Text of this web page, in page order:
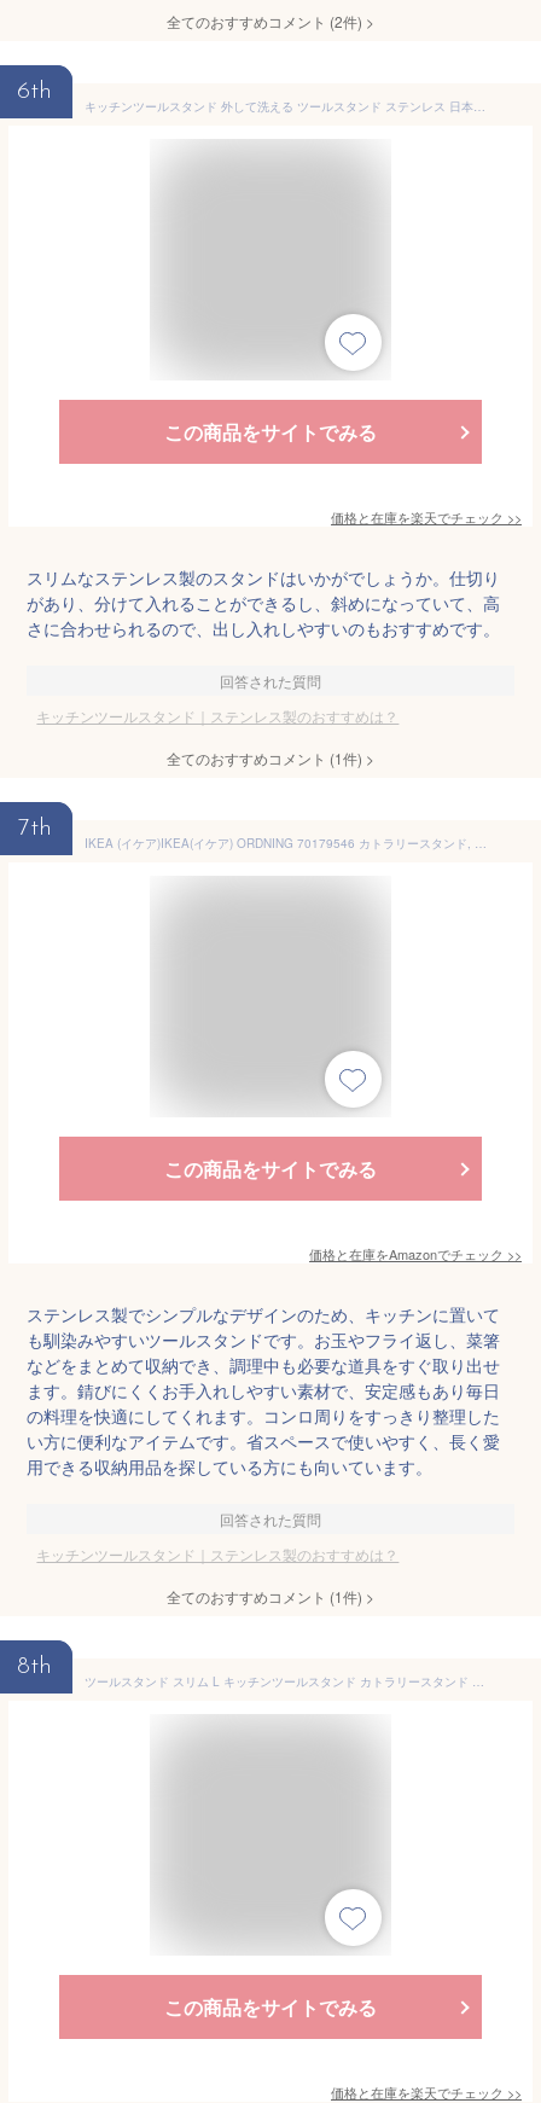
全てのおすすめコメント (2件) >
6th
キッチンツールスタンド 外して洗える ツールスタンド ステンレス 日本製 （ ステンレス 日本製 ツールスタンド キッチンツール立て カトラリースタンド キッチン収納 キッチンツールホルダー キッチンツール入れ 箸立て カトラリー ）【39ショップ】
この商品をサイトでみる
価格と在庫を楽天でチェック >>
スリムなステンレス製のスタンドはいかがでしょうか。仕切り
があり、分けて入れることができるし、斜めになっていて、高
さに合わせられるので、出し入れしやすいのもおすすめです。
回答された質問
キッチンツールスタンド｜ステンレス製のおすすめは？
全てのおすすめコメント (1件) >
7th
IKEA (イケア)IKEA(イケア) ORDNING 70179546 カトラリースタンド, ステンレススチール
この商品をサイトでみる
価格と在庫をAmazonでチェック >>
ステンレス製でシンプルなデザインのため、キッチンに置いて
も馴染みやすいツールスタンドです。お玉やフライ返し、菜箸
などをまとめて収納でき、調理中も必要な道具をすぐ取り出せ
ます。錆びにくくお手入れしやすい素材で、安定感もあり毎日
の料理を快適にしてくれます。コンロ周りをすっきり整理した
い方に便利なアイテムです。省スペースで使いやすく、長く愛
用できる収納用品を探している方にも向いています。
回答された質問
キッチンツールスタンド｜ステンレス製のおすすめは？
全てのおすすめコメント (1件) >
8th
ツールスタンド スリム L キッチンツールスタンド カトラリースタンド 日本製 ラック キッチンラック 箸立て お玉 菜箸 フライ返し シンク 調理器具立て ステンレス 仕切り 調理器具スタンド キッチンツール 高級 ギフト 燕三条 hanauta ビーワーススタイル
この商品をサイトでみる
価格と在庫を楽天でチェック >>